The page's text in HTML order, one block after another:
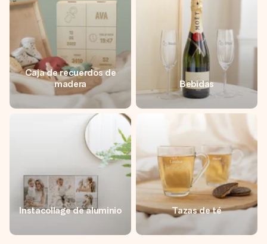
Caja de recuerdos de
madera
Bebidas
Instacollage de aluminio Tazas de té